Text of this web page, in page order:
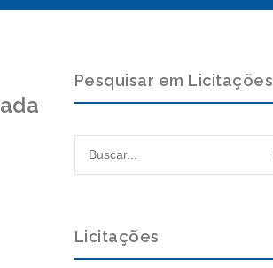
Pesquisar em Licitações
Licitações